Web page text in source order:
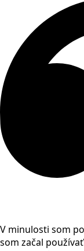
V minulosti som
som začal používať